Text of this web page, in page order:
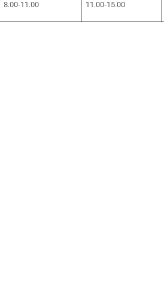
8.00-11.00 11.00-15.00